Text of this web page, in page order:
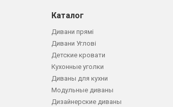
Каталог
Дивани прямі
Дивани Углові
Детские кровати
Кухонные уголки
Диваны для кухни
Модульные диваны
Дизайнерские диваны